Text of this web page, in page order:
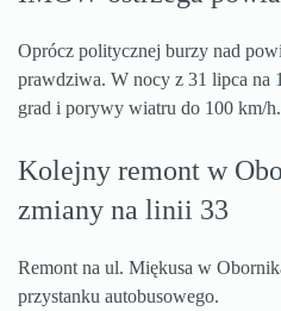
Oprócz politycznej burzy nad
prawdziwa. W nocy z 31 lipca na
grad i porywy wiatru do 100 km/h.
Kolejny remont w
zmiany na linii 33
Remont na ul. Miękusa w
przystanku autobusowego.